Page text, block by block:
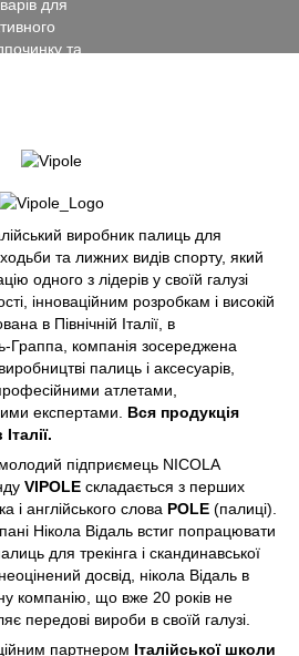
виробник палиць для
ходьби та лижних видів спорту, який
одного з лідерів у своїй галузі
інноваційним розробкам і високій
в Північній Італії, в
Граппа, компанія зосереджена
палиць і аксесуарів,
атлетами,
експертами. Вся продукція
підприємець NICOLA
VIPOLE складається з перших
і англійського слова POLE (палиці).
Нікола Відаль встиг попрацювати
для трекінга і скандинавської
досвід, нікола Відаль в
компанію, що вже 20 років не
передові вироби в своїй галузі.
партнером Італійської школи